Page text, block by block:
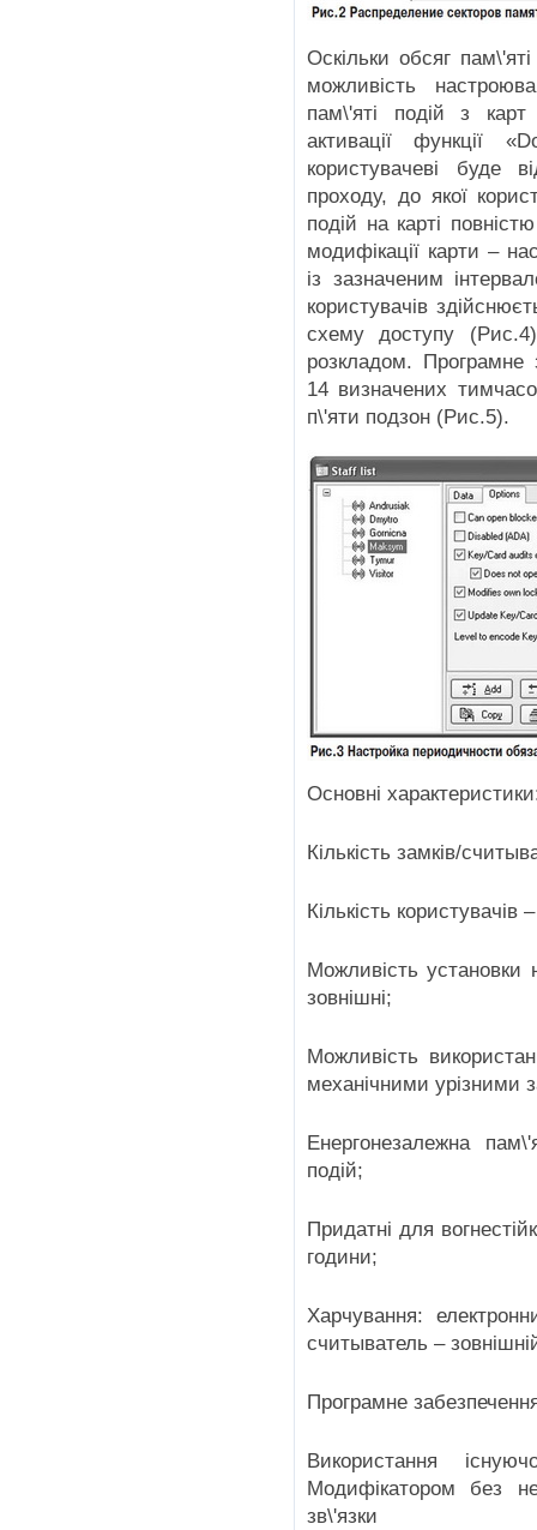
Оскільки обсяг
можливість
пам\'яті подій з
активації функції
користувачеві буде
проходу, до якої
подій на карті
модифікації карти –
із зазначеним
користувачів
схему доступу
розкладом. Програмне
14 визначених
п\'яти подзон (Рис.5).
Основні
Кількість замків/
Кількість користувачів
Можливість установки
зовнішні;
Можливість
механічними урізними
Енергонезалежна
подій;
Придатні для
години;
Харчування:
считыватель –
Програмне
Використання
Модифікатором без
зв\'язки